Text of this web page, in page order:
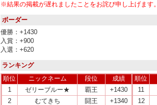
※結果の掲載が遅れましたことをお詫び申し上げます。
ボーダー
優勝：+1430
入賞：+900
入選：+620
ランキング
順位
ニックネーム 段位
成績
1
ゼリーブルー★ 覇王
+1430
2
むてきち 闘王
+1340
順位
11
12